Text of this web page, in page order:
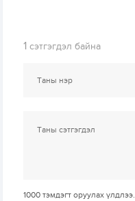
1 сэтгэгдэл байна
1000 тэмдэгт оруулах үлдлээ.